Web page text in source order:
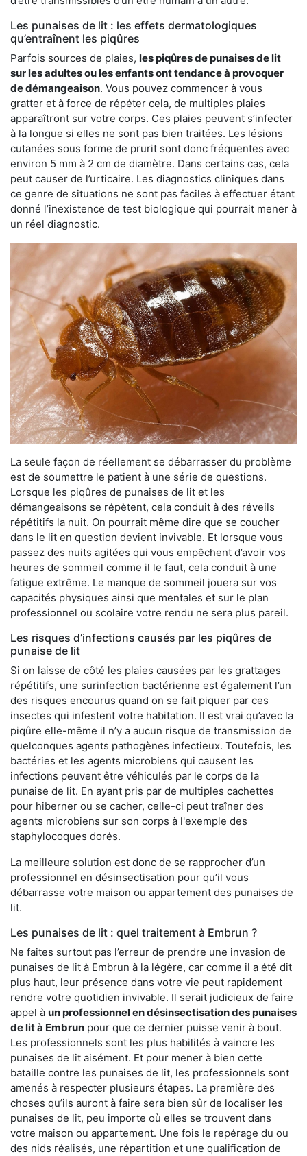
Les punaises de lit : les effets dermatologiques
qu’entraînent les piqûres
Parfois sources de plaies, les piqûres de punaises de lit
sur les adultes ou les enfants ont tendance à provoquer
de démangeaison. Vous pouvez commencer à vous
gratter et à force de répéter cela, de multiples plaies
apparaîtront sur votre corps. Ces plaies peuvent s’infecter
à la longue si elles ne sont pas bien traitées. Les lésions
cutanées sous forme de prurit sont donc fréquentes avec
environ 5 mm à 2 cm de diamètre. Dans certains cas, cela
peut causer de l’urticaire. Les diagnostics cliniques dans
ce genre de situations ne sont pas faciles à effectuer étant
donné l’inexistence de test biologique qui pourrait mener à
un réel diagnostic.
La seule façon de réellement se débarrasser du problème
est de soumettre le patient à une série de questions.
Lorsque les piqûres de punaises de lit et les
démangeaisons se répètent, cela conduit à des réveils
répétitifs la nuit. On pourrait même dire que se coucher
dans le lit en question devient invivable. Et lorsque vous
passez des nuits agitées qui vous empêchent d’avoir vos
heures de sommeil comme il le faut, cela conduit à une
fatigue extrême. Le manque de sommeil jouera sur vos
capacités physiques ainsi que mentales et sur le plan
professionnel ou scolaire votre rendu ne sera plus pareil.
Les risques d’infections causés par les piqûres de
punaise de lit
Si on laisse de côté les plaies causées par les grattages
répétitifs, une surinfection bactérienne est également l’un
des risques encourus quand on se fait piquer par ces
insectes qui infestent votre habitation. Il est vrai qu’avec la
piqûre elle-même il n’y a aucun risque de transmission de
quelconques agents pathogènes infectieux. Toutefois, les
bactéries et les agents microbiens qui causent les
infections peuvent être véhiculés par le corps de la
punaise de lit. En ayant pris par de multiples cachettes
pour hiberner ou se cacher, celle-ci peut traîner des
agents microbiens sur son corps à l'exemple des
staphylocoques dorés.
La meilleure solution est donc de se rapprocher d’un
professionnel en désinsectisation pour qu’il vous
débarrasse votre maison ou appartement des punaises de
lit.
Les punaises de lit : quel traitement à Embrun ?
Ne faites surtout pas l’erreur de prendre une invasion de
punaises de lit à Embrun à la légère, car comme il a été dit
plus haut, leur présence dans votre vie peut rapidement
rendre votre quotidien invivable. Il serait judicieux de faire
appel à un professionnel en désinsectisation des punaises
de lit à Embrun pour que ce dernier puisse venir à bout.
Les professionnels sont les plus habilités à vaincre les
punaises de lit aisément. Et pour mener à bien cette
bataille contre les punaises de lit, les professionnels sont
amenés à respecter plusieurs étapes. La première des
choses qu’ils auront à faire sera bien sûr de localiser les
punaises de lit, peu importe où elles se trouvent dans
votre maison ou appartement. Une fois le repérage du ou
des nids réalisés, une répartition et une qualification de